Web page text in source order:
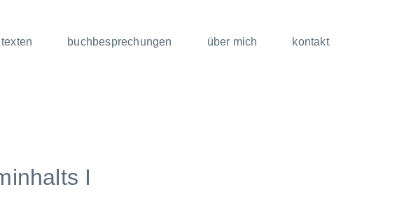
texten buchbesprechungen über mich kontakt
I